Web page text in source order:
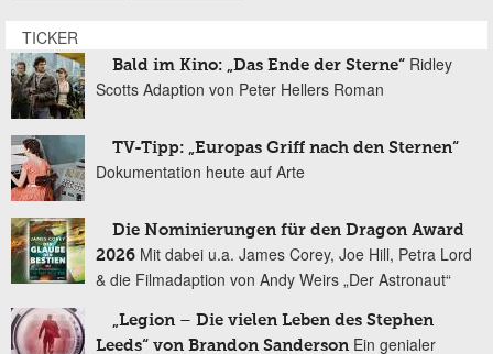
TICKER
Bald im Kino: „Das Ende der Sterne“ Ridley
Scotts Adaption von Peter Hellers Roman
TV-Tipp: „Europas Griff nach den Sternen“
Dokumentation heute auf Arte
Die Nominierungen für den Dragon Award
2026 Mit dabei u.a. James Corey, Joe Hill, Petra Lord
& die Filmadaption von Andy Weirs „Der Astronaut“
„Legion – Die vielen Leben des Stephen
Leeds“ von Brandon Sanderson Ein genialer